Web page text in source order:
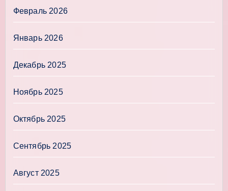
Февраль 2026
Январь 2026
Декабрь 2025
Ноябрь 2025
Октябрь 2025
Сентябрь 2025
Август 2025